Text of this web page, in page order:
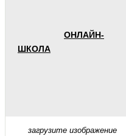
ОНЛАЙН-
ШКОЛА
загрузите изображение